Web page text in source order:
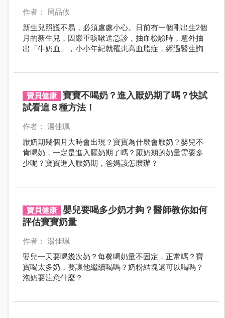
作者： 周品攸
新生兒照護不易，必須處處小心。日前有一個剛出生2個
月的新生兒，因嚴重咳嗽送急診，抽血檢驗時，意外抽
出「牛奶血」，小小年紀就罹患高血脂症，經過醫生詢
寶貝健康
寶寶不喝奶？進入厭奶期了嗎？快試
試看這８種方法！
作者： 湯佳珮
厭奶期幾個月大時會出現？寶寶為什麼會厭奶？嬰兒不
肯喝奶，一定是進入厭奶期了嗎？厭奶期的奶量需要多
少呢？寶寶進入厭奶期，爸媽該怎麼辦？
寶貝健康
嬰兒要喝多少奶才夠？醫師教你如何
評估寶寶奶量
作者： 湯佳珮
嬰兒一天要喝幾次奶？每餐喝奶量不固定，正常嗎？寶
寶喝太多奶，要讓他繼續喝嗎？奶粉結塊還可以喝嗎？
泡奶要注意什麼？